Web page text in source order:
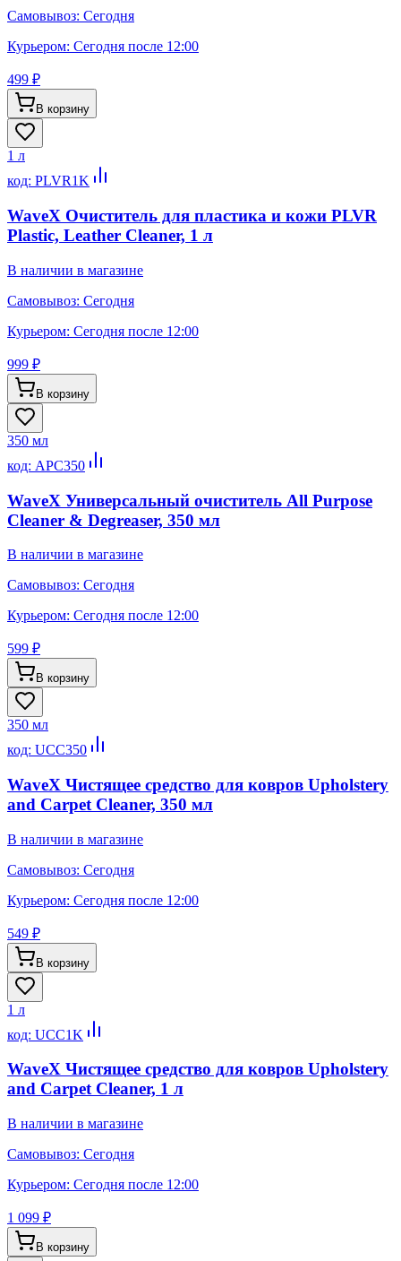
Самовывоз: Сегодня
Курьером: Сегодня после 12:00
499 ₽
В корзину
1 л
код: PLVR1K
WaveX Очиститель для пластика и кожи PLVR
Plastic, Leather Cleaner, 1 л
В наличии в магазине
Самовывоз: Сегодня
Курьером: Сегодня после 12:00
999 ₽
В корзину
350 мл
код: APC350
WaveX Универсальный очиститель All Purpose
Cleaner & Degreaser, 350 мл
В наличии в магазине
Самовывоз: Сегодня
Курьером: Сегодня после 12:00
599 ₽
В корзину
350 мл
код: UCC350
WaveX Чистящее средство для ковров Upholstery
and Carpet Cleaner, 350 мл
В наличии в магазине
Самовывоз: Сегодня
Курьером: Сегодня после 12:00
549 ₽
В корзину
1 л
код: UCC1K
WaveX Чистящее средство для ковров Upholstery
and Carpet Cleaner, 1 л
В наличии в магазине
Самовывоз: Сегодня
Курьером: Сегодня после 12:00
1 099 ₽
В корзину